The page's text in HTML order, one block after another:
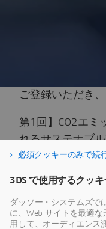
ご登録いただき
第1回】CO2エミ
れるサステナブ
プラットフォー
このコンテンツは、サ
コンテンツを表示する
し
必須クッキーのみで続
3DS で使用するクッ
ダッソー・システムズで
に、Web サイトを最適
用して、オーディエンス